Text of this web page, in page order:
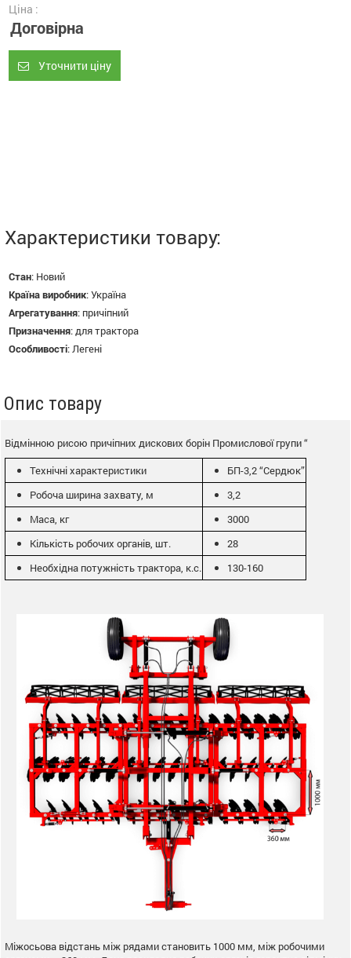
Ціна :
Договірна
Уточнити ціну
Характеристики товару:
Стан: Новий
Країна виробник:Україна
Агрегатування: причіпний
Призначення: для трактора
Особливості: Легені
Опис товару
Відмінною рисою причіпних дискових борін Промислової групи “
Технічні характеристики
БП-3,2 “Сердюк”
Робоча ширина захвату, м
3,2
Маса, кг
3000
Кількість робочих органів, шт.
28
Необхідна потужність трактора, к.с.
130-160
Міжосьова відстань між рядами становить 1000 мм, між робочими